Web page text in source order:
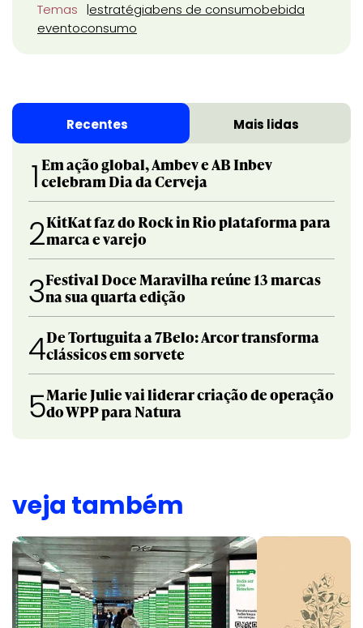
Temas estratégiabens de consumobebida
eventoconsumo
Recentes Mais lidas
1 Em ação global, Ambev e AB Inbev
celebram Dia da Cerveja
2KitKat faz do Rock in Rio plataforma para
marca e varejo
3Festival Doce Maravilha reúne 13 marcas
na sua quarta edição
4De Tortuguita a 7Belo: Arcor transforma
clássicos em sorvete
5Marie Julie vai liderar criação de operação
do WPP para Natura
veja também